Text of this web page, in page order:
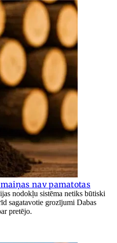
nav pamatotas
nodokļu sistēma netiks būtiski
sagatavotie grozījumi Dabas
pretējo.